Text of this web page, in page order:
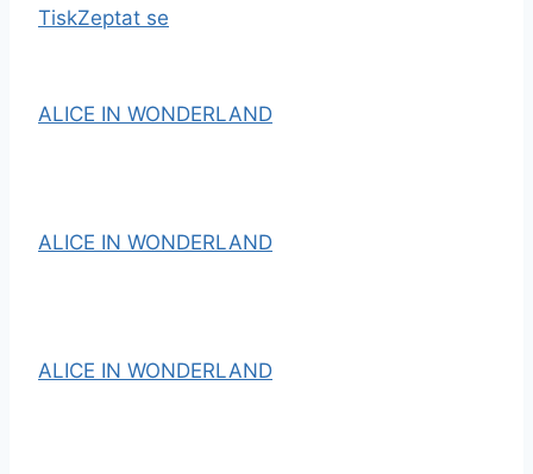
TiskZeptat se
ALICE IN WONDERLAND
ALICE IN WONDERLAND
ALICE IN WONDERLAND